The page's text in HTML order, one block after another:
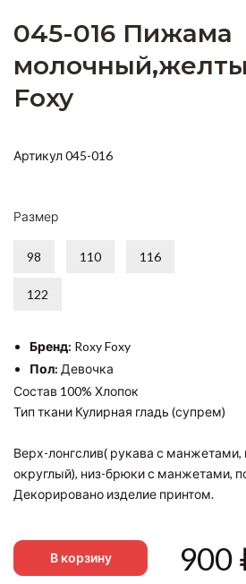
045-016 Пижама
Foxy
Артикул 045-016
Размер
98 110 116
122
Бренд: Roxy Foxy
Пол: Девочка
Состав 100% Хлопок
Тип ткани Кулирная гладь (супрем)
Верх-лонгслив( рукава с
округлый), низ-брюки с манжетами,
Декорировано изделие принтом.
В корзину 900